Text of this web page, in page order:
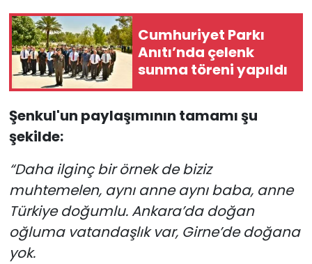
Cumhuriyet Parkı
Anıtı’nda çelenk
sunma töreni yapıldı
Şenkul'un paylaşımının tamamı şu
şekilde:
“Daha ilginç bir örnek de biziz
muhtemelen, aynı anne aynı baba, anne
Türkiye doğumlu. Ankara’da doğan
oğluma vatandaşlık var, Girne’de doğana
yok.